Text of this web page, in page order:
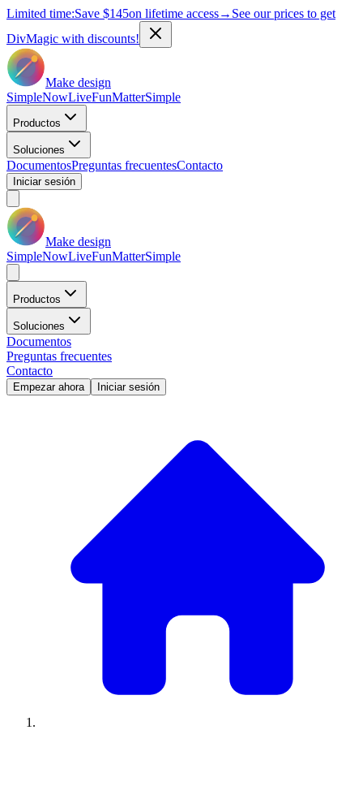
Limited time:Save $145on lifetime access→ See our prices to get
DivMagic with discounts!
Make design
SimpleNowLiveFunMatterSimple
Productos
Soluciones
DocumentosPreguntas frecuentesContacto
Iniciar sesión
Make design
SimpleNowLiveFunMatterSimple
Productos
Soluciones
Documentos
Preguntas frecuentes
Contacto
Empezar ahora Iniciar sesión